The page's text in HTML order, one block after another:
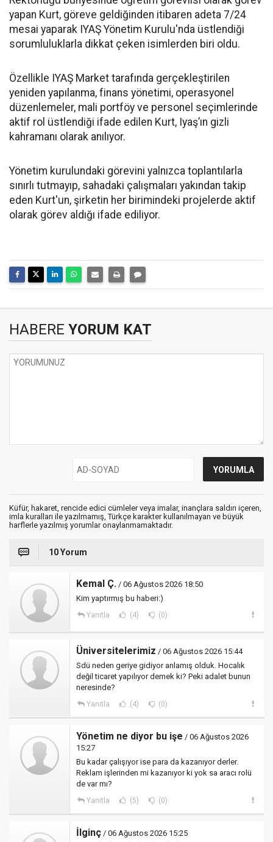
yapan Kurt, göreve geldiğinden itibaren adeta 7/24
mesai yaparak IYAŞ Yönetim Kurulu'nda üstlendiği
sorumluluklarla dikkat çeken isimlerden biri oldu.
Özellikle IYAŞ Market tarafında gerçekleştirilen
yeniden yapılanma, finans yönetimi, operasyonel
düzenlemeler, mali portföy ve personel seçimlerinde
aktif rol üstlendiği ifade edilen Kurt, Iyaş’ın gizli
kahramanı olarak anılıyor.
Yönetim kurulundaki görevini yalnızca toplantılarla
sınırlı tutmayıp, sahadaki çalışmaları yakından takip
eden Kurt'un, şirketin her birimindeki projelerde aktif
olarak görev aldığı ifade ediliyor.
HABERE YORUM KAT
Küfür, hakaret, rencide edici cümleler veya imalar, inançlara saldırı içeren,
imla kuralları ile yazılmamış, Türkçe karakter kullanılmayan ve büyük
harflerle yazılmış yorumlar onaylanmamaktadır.
10 Yorum
Kemal Ç. / 06 Ağustos 2026 18:50
Kim yaptırmış bu haberi:)
Yanıtla (4) (0)
Üniversitelerimiz / 06 Ağustos 2026 15:44
Sdü neden geriye gidiyor anlamış olduk. Hocalık
değil ticaret yapılıyor demek ki? Peki adalet bunun
neresinde?
Yanıtla (4) (0)
Yönetim ne diyor bu işe / 06 Ağustos 2026
15:27
Bu kadar çalışıyor ise para da kazanıyor derler.
Reklam işlerinden mi kazanıyor ki yok sa aracı rolü
de var mı?
Yanıtla (5) (0)
İlginç / 06 Ağustos 2026 15:25